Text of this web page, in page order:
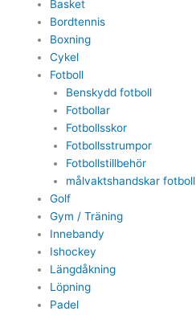
Basket
Bordtennis
Boxning
Cykel
Fotboll
Benskydd fotboll
Fotbollar
Fotbollsskor
Fotbollsstrumpor
Fotbollstillbehör
målvaktshandskar fotboll
Golf
Gym / Träning
Innebandy
Ishockey
Längdåkning
Löpning
Padel